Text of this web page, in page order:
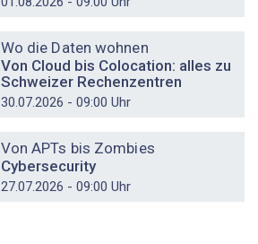
Wo die Daten wohnen
Von Cloud bis Colocation: alles zu
Schweizer Rechenzentren
30.07.2026 - 09:00 Uhr
Von APTs bis Zombies
Cybersecurity
27.07.2026 - 09:00 Uhr